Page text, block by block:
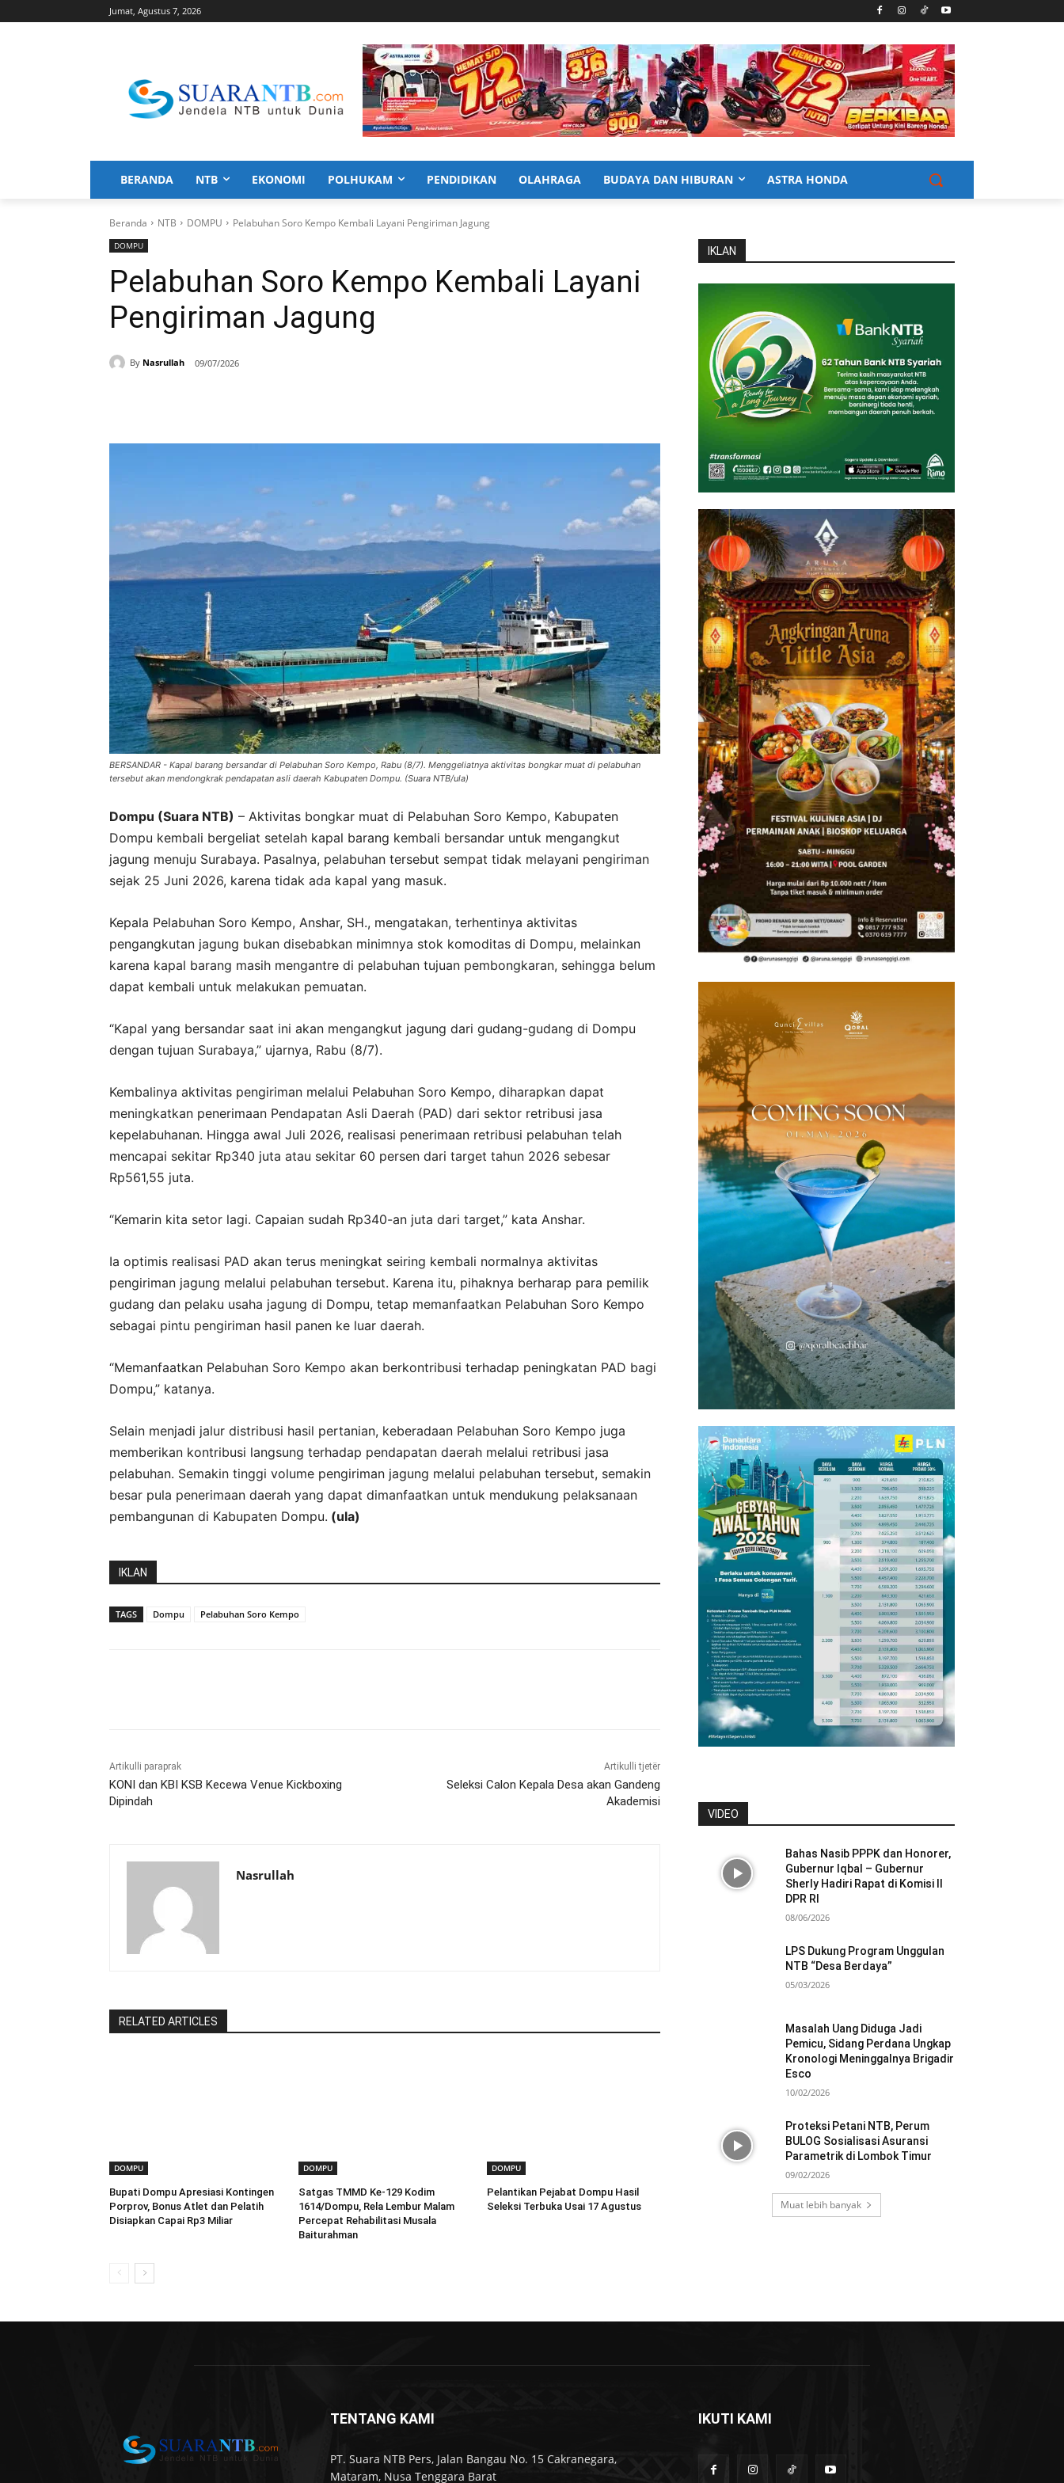
Jumat, Agustus 7, 2026
BERANDA NTB EKONOMI POLHUKAM PENDIDIKAN OLAHRAGA BUDAYA DAN HIBURAN ASTRA HONDA
Beranda NTB DOMPU Pelabuhan Soro Kempo Kembali Layani Pengiriman Jagung
DOMPU
Pelabuhan Soro Kempo Kembali Layani
Pengiriman Jagung
By Nasrullah 09/07/2026
BERSANDAR - Kapal barang bersandar di Pelabuhan Soro Kempo, Rabu (8/7). Menggeliatnya aktivitas bongkar muat di pelabuhan
tersebut akan mendongkrak pendapatan asli daerah Kabupaten Dompu. (Suara NTB/ula)
Dompu (Suara NTB) – Aktivitas bongkar muat di Pelabuhan Soro Kempo, Kabupaten
Dompu kembali bergeliat setelah kapal barang kembali bersandar untuk mengangkut
jagung menuju Surabaya. Pasalnya, pelabuhan tersebut sempat tidak melayani pengiriman
sejak 25 Juni 2026, karena tidak ada kapal yang masuk.
Kepala Pelabuhan Soro Kempo, Anshar, SH., mengatakan, terhentinya aktivitas
pengangkutan jagung bukan disebabkan minimnya stok komoditas di Dompu, melainkan
karena kapal barang masih mengantre di pelabuhan tujuan pembongkaran, sehingga belum
dapat kembali untuk melakukan pemuatan.
“Kapal yang bersandar saat ini akan mengangkut jagung dari gudang-gudang di Dompu
dengan tujuan Surabaya,” ujarnya, Rabu (8/7).
Kembalinya aktivitas pengiriman melalui Pelabuhan Soro Kempo, diharapkan dapat
meningkatkan penerimaan Pendapatan Asli Daerah (PAD) dari sektor retribusi jasa
kepelabuhanan. Hingga awal Juli 2026, realisasi penerimaan retribusi pelabuhan telah
mencapai sekitar Rp340 juta atau sekitar 60 persen dari target tahun 2026 sebesar
Rp561,55 juta.
“Kemarin kita setor lagi. Capaian sudah Rp340-an juta dari target,” kata Anshar.
Ia optimis realisasi PAD akan terus meningkat seiring kembali normalnya aktivitas
pengiriman jagung melalui pelabuhan tersebut. Karena itu, pihaknya berharap para pemilik
gudang dan pelaku usaha jagung di Dompu, tetap memanfaatkan Pelabuhan Soro Kempo
sebagai pintu pengiriman hasil panen ke luar daerah.
“Memanfaatkan Pelabuhan Soro Kempo akan berkontribusi terhadap peningkatan PAD bagi
Dompu,” katanya.
Selain menjadi jalur distribusi hasil pertanian, keberadaan Pelabuhan Soro Kempo juga
memberikan kontribusi langsung terhadap pendapatan daerah melalui retribusi jasa
pelabuhan. Semakin tinggi volume pengiriman jagung melalui pelabuhan tersebut, semakin
besar pula penerimaan daerah yang dapat dimanfaatkan untuk mendukung pelaksanaan
pembangunan di Kabupaten Dompu. (ula)
IKLAN
TAGS Dompu Pelabuhan Soro Kempo
Artikulli paraprak
KONI dan KBI KSB Kecewa Venue Kickboxing
Dipindah
Artikulli tjetër
Seleksi Calon Kepala Desa akan Gandeng
Akademisi
Nasrullah
RELATED ARTICLES
DOMPU
Bupati Dompu Apresiasi Kontingen
Porprov, Bonus Atlet dan Pelatih
Disiapkan Capai Rp3 Miliar
DOMPU
Satgas TMMD Ke-129 Kodim
1614/Dompu, Rela Lembur Malam
Percepat Rehabilitasi Musala
Baiturahman
DOMPU
Pelantikan Pejabat Dompu Hasil
Seleksi Terbuka Usai 17 Agustus
IKLAN
VIDEO
Bahas Nasib PPPK dan Honorer,
Gubernur Iqbal – Gubernur
Sherly Hadiri Rapat di Komisi II
DPR RI
08/06/2026
LPS Dukung Program Unggulan
NTB “Desa Berdaya”
05/03/2026
Masalah Uang Diduga Jadi
Pemicu, Sidang Perdana Ungkap
Kronologi Meninggalnya Brigadir
Esco
10/02/2026
Proteksi Petani NTB, Perum
BULOG Sosialisasi Asuransi
Parametrik di Lombok Timur
09/02/2026
Muat lebih banyak
TENTANG KAMI
PT. Suara NTB Pers, Jalan Bangau No. 15 Cakranegara,
Mataram, Nusa Tenggara Barat
IKUTI KAMI